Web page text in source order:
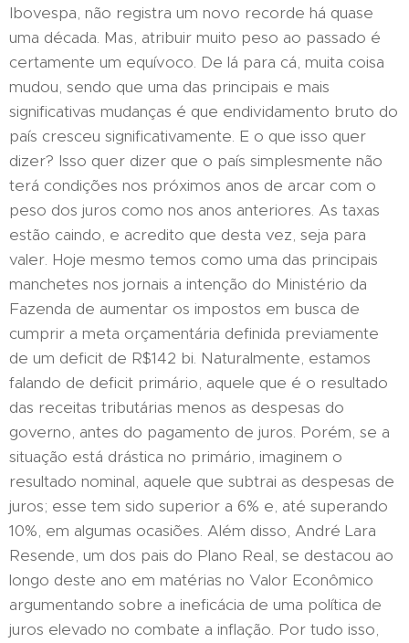
Ibovespa, não registra um novo recorde há quase
uma década. Mas, atribuir muito peso ao passado é
certamente um equívoco. De lá para cá, muita coisa
mudou, sendo que uma das principais e mais
significativas mudanças é que endividamento bruto do
país cresceu significativamente. E o que isso quer
dizer? Isso quer dizer que o país simplesmente não
terá condições nos próximos anos de arcar com o
peso dos juros como nos anos anteriores. As taxas
estão caindo, e acredito que desta vez, seja para
valer. Hoje mesmo temos como uma das principais
manchetes nos jornais a intenção do Ministério da
Fazenda de aumentar os impostos em busca de
cumprir a meta orçamentária definida previamente
de um deficit de R$142 bi. Naturalmente, estamos
falando de deficit primário, aquele que é o resultado
das receitas tributárias menos as despesas do
governo, antes do pagamento de juros. Porém, se a
situação está drástica no primário, imaginem o
resultado nominal, aquele que subtrai as despesas de
juros; esse tem sido superior a 6% e, até superando
10%, em algumas ocasiões. Além disso, André Lara
Resende, um dos pais do Plano Real, se destacou ao
longo deste ano em matérias no Valor Econômico
argumentando sobre a ineficácia de uma política de
juros elevado no combate a inflação. Por tudo isso,